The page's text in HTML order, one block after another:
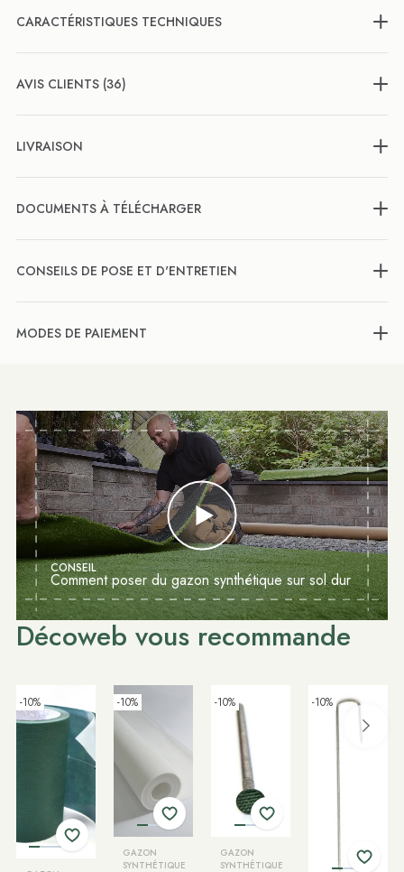
CARACTÉRISTIQUES TECHNIQUES
AVIS CLIENTS (36)
LIVRAISON
DOCUMENTS À TÉLÉCHARGER
CONSEILS DE POSE ET D'ENTRETIEN
MODES DE PAIEMENT
CONSEIL
Comment poser du gazon synthétique sur sol dur
Décoweb vous recommande
-10% -10%
GAZON
SYNTHÉTIQUE
-10%
GAZON
SYNTHÉTIQUE
-10%